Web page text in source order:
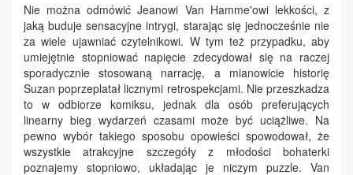
Nie można odmówić Jeanowi Van Hamme'owi lekkości, z
jaką buduje sensacyjne intrygi, starając się jednocześnie nie
za wiele ujawniać czytelnikowi. W tym też przypadku, aby
umiejętnie stopniować napięcie zdecydował się na raczej
sporadycznie stosowaną narrację, a mianowicie historię
Suzan poprzeplatał licznymi retrospekcjami. Nie przeszkadza
to w odbiorze komiksu, jednak dla osób preferujących
linearny bieg wydarzeń czasami może być uciążliwe. Na
pewno wybór takiego sposobu opowieści spowodował, że
wszystkie atrakcyjne szczegóły z młodości bohaterki
poznajemy stopniowo, układając je niczym puzzle. Van